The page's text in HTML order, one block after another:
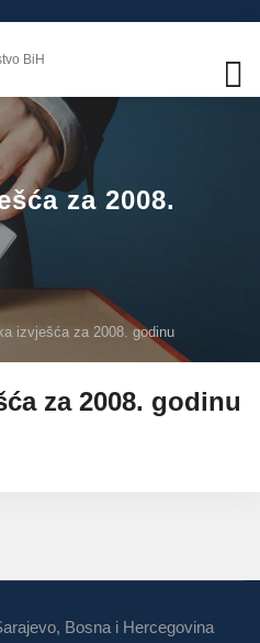
BiH
za 2008.
izvješća za 2008. godinu
za 2008. godinu
Bosna i Hercegovina